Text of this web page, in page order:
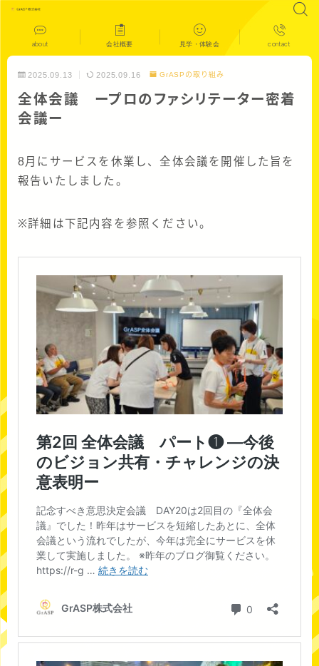
about 会社概要 見学・体験会 contact
2025.09.13 2025.09.16 GrASPの取り組み
全体会議 ープロのファシリテーター密着
会議ー
8月にサービスを休業し、全体会議を開催した旨を
報告いたしました。
※詳細は下記内容を参照ください。